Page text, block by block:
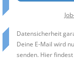
Datensicherheit
Deine E-Mail wird
senden. Hier